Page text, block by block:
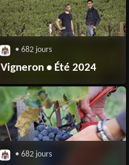
• 682 jours
Vigneron • Été 2024
• 682 jours